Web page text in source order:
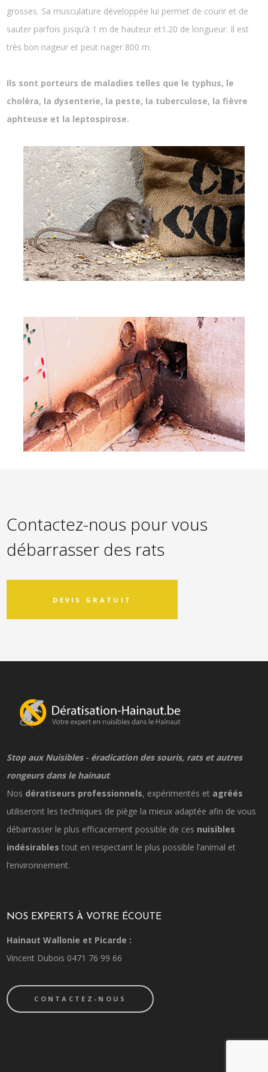
grosses. Sa musculature développée lui permet de courir et de
sauter parfois jusqu’à 1 m de hauteur et1.20 de longueur. Il est
très bon nageur et peut nager 800 m.
Ils sont porteurs de maladies telles que le typhus, le
choléra, la dysenterie, la peste, la tuberculose, la fièvre
aphteuse et la leptospirose.
Contactez-nous pour vous
débarrasser des rats
DEVIS GRATUIT
Stop aux Nuisibles - éradication des souris, rats et autres
rongeurs dans le hainaut
Nos dératiseurs professionnels, expérimentés et agréés
utiliseront les techniques de piège la mieux adaptée afin de vous
débarrasser le plus efficacement possible de ces nuisibles
indésirables tout en respectant le plus possible l’animal et
l‘environnement.
NOS EXPERTS À VOTRE ÉCOUTE
Hainaut Wallonie et Picarde :
Vincent Dubois 0471 76 99 66
CONTACTEZ-NOUS